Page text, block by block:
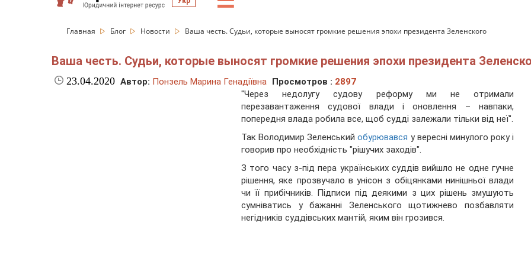
Главная Блог Новости Ваша честь. Судьи, которые выносят громкие решения эпохи президента Зеленского
Ваша честь. Судьи, которые выносят громкие решения эпохи президента
23.04.2020 Автор: Понзель Марина Генадіївна Просмотров : 2897
"Через недолугу судову реформу ми не отримали
перезавантаження судової влади і оновлення – навпаки,
попередня влада робила все, щоб судді залежали тільки від неї".
Так Володимир Зеленськийобурювався у вересні минулого року і
говорив про необхідність "рішучих заходів".
З того часу з-під пера українських суддів вийшло не одне гучне
рішення, яке прозвучало в унісон з обіцянками нинішньої влади
чи її прибічників. Підписи під деякими з цих рішень змушують
сумніватись у бажанні Зеленського щотижнево позбавляти
негідників суддівських мантій, яким він грозився.